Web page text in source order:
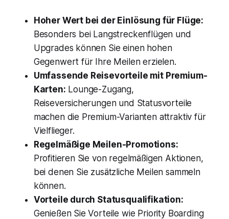
Hoher Wert bei der Einlösung für Flüge:
Besonders bei Langstreckenflügen und
Upgrades können Sie einen hohen
Gegenwert für Ihre Meilen erzielen.
Umfassende Reisevorteile mit Premium-
Karten: Lounge-Zugang,
Reiseversicherungen und Statusvorteile
machen die Premium-Varianten attraktiv für
Vielflieger.
Regelmäßige Meilen-Promotions:
Profitieren Sie von regelmäßigen Aktionen,
bei denen Sie zusätzliche Meilen sammeln
können.
Vorteile durch Statusqualifikation:
Genießen Sie Vorteile wie Priority Boarding